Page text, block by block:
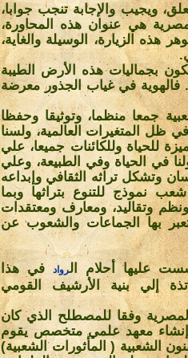
ويجيب والإجابة تنجب جوابا،
هي عنوان هذه المحاورة،
هذه الزيارة، الوسيلة والغاية،
.
بجماليات هذه الأرض الطيبة
فالهوية في غياب الجذور معرضة
جمعا منظما، وتوثيقا وحفظا
المتغيرات العالمية، ولسنا
للحياة وللكائنات جميعا، علي
في الحياة وفي الطبيعة، وعلي
وتشكل تراثه الثقافي وإبداعه
نموذج للتنوع بتراثها وبما
وتقاليد، ومعارف ومعتقدات
بها الجماعات والشعوب عن
عليها أحلام الرواد
في هذا
إلي بنية الأرشيف القومي
وفقا للمصطلح الذي كان
إنشاء معهد علمي متخصص يقوم
الشعبية ( المأثورات الشعبية)